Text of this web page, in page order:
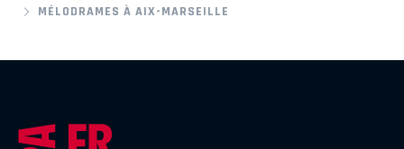
MÉLODRAMES À AIX-MARSEILLE